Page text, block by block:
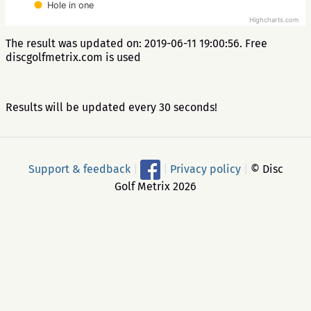
Hole in one
Highcharts.com
The result was updated on: 2019-06-11 19:00:56. Free
discgolfmetrix.com is used
Results will be updated every 30 seconds!
Support & feedback Privacy policy
© Disc
Golf Metrix 2026